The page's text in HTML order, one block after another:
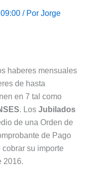
/ Por Jorge
haberes mensuales
de hasta
en 7 tal como
. Los Jubilados
de una Orden de
de Pago
su importe
2016.